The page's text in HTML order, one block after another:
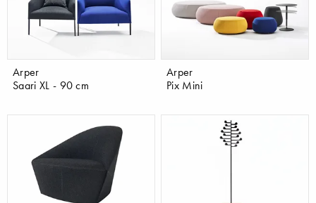
Arper
Saari XL - 90 cm
Arper
Pix Mini